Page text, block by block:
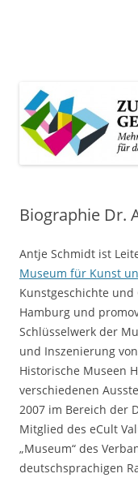
Biographie Dr.
Antje Schmidt ist
Museum für Kunst
Kunstgeschichte und
Hamburg und
Schlüsselwerk der
und Inszenierung
Historische Museen
verschiedenen
2007 im Bereich der
Mitglied des eCult
„Museum“ des
deutschsprachigen